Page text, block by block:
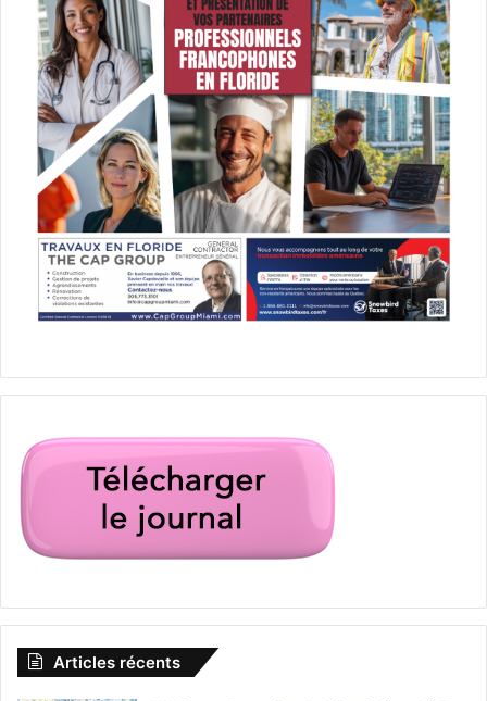
Amanda Gail avait déclaré la disparition de son bébé
plusieurs semaines auparavant, à Bronson (près de
Gainesville). En juin elle a été inculpée pour l’avoir tué et
caché le cadavre dans un bac à glaçons de sa chambre
d’hôtel. Un drame de la misère social qui rappelle le
vibrant film The Florida Project.
Un tigre en cage
dans un bal de
promo
Miami qui a eu cette idée douteuse le 11 mai dernier afin
jungle ». On y voit le tigre passablement énervé dans sa
Articles récents